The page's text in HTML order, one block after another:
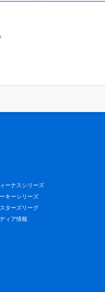
ーナスシリーズ
キーシリーズ
ターズリーグ
ィア情報